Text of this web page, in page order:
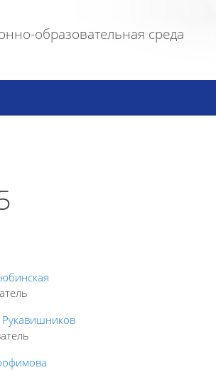
образовательная среда